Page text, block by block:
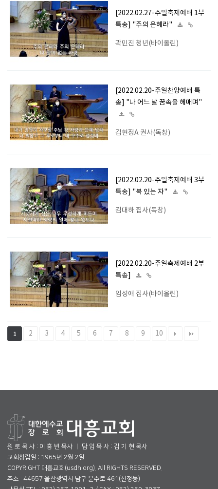
[2022.02.27-주일축제예배 1부
특송] "주의 은혜라"
곽민진 청년(바이올린)
[2022.02.20-주일찬양예배 특
송] "나 어느 날 꿈속을 헤매며"
김현정A 권사(독창)
[2022.02.20-주일축제예배 3부
특송] "복 있는 자"
김대하 집사(독창)
[2022.02.20-주일축제예배 2부
특송]
임성애 집사(바이올린)
1 2 3 4 5 6 7 8 9 10
원 로 목 사 : 이 흥 빈 목사 ㅣ 담 임 목 사 : 김 기 현 목사
교회창립일 : 1965년 2월 2일
COPYRIGHT 대흥교회(usdh.org). All RIGHTS RESERVED.
주소 : 44657 울산광역시 남구 문수로 461(신정동)